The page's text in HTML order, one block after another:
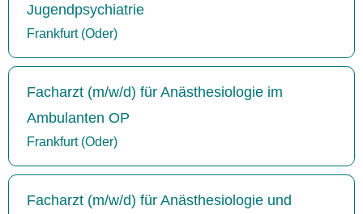
Jugendpsychiatrie
Frankfurt (Oder)
Facharzt (m/w/d) für Anästhesiologie im
Ambulanten OP
Frankfurt (Oder)
Facharzt (m/w/d) für Anästhesiologie und